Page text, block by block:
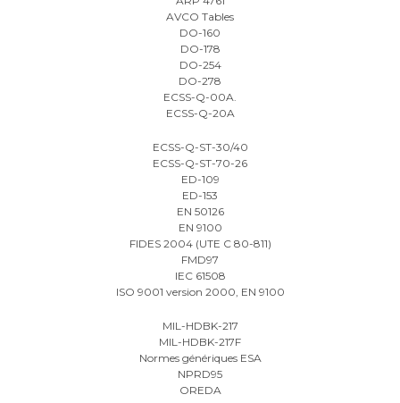
AVCO Tables
DO-160
DO-178
DO-254
DO-278
ECSS-Q-00A.
ECSS-Q-20A
ECSS-Q-ST-30/40
ECSS-Q-ST-70-26
ED-109
ED-153
EN 50126
EN 9100
FIDES 2004 (UTE C 80-811)
FMD97
IEC 61508
ISO 9001 version 2000, EN 9100
MIL-HDBK-217
MIL-HDBK-217F
Normes génériques ESA
NPRD95
OREDA